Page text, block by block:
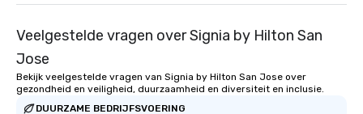
Veelgestelde vragen over Signia by Hilton San
Jose
Bekijk veelgestelde vragen van Signia by Hilton San Jose over
gezondheid en veiligheid, duurzaamheid en diversiteit en inclusie.
DUURZAME BEDRIJFSVOERING